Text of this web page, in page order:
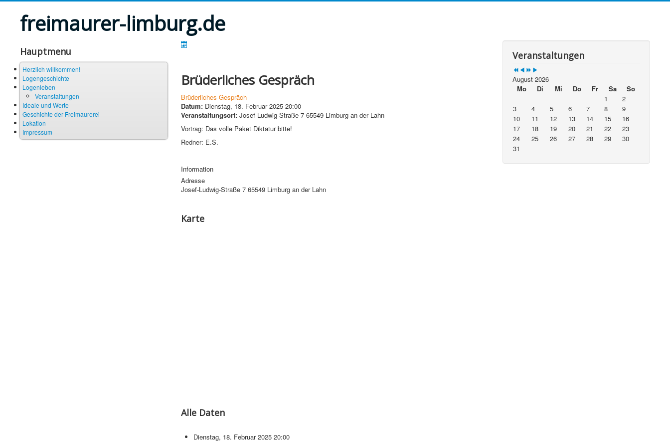
freimaurer-limburg.de
Hauptmenu
Herzlich willkommen!
Logengeschichte
Logenleben
Veranstaltungen
Ideale und Werte
Geschichte der Freimaurerei
Lokation
Impressum
Brüderliches Gespräch
Brüderliches Gespräch
Datum: Dienstag, 18. Februar 2025 20:00
Veranstaltungsort:Josef-Ludwig-Straße 7 65549 Limburg an der Lahn
Vortrag: Das volle Paket Diktatur bitte!
Redner: E.S.
Information
Adresse
Josef-Ludwig-Straße 7 65549 Limburg an der Lahn
Karte
Alle Daten
Dienstag, 18. Februar 2025 20:00
Veranstaltungen
August 2026
Mo
Di Mi Do Fr Sa
So
1
2
3
4 5 6 7 8
9
10
11 12 13 14 15
16
17
18 19 20 21 22
23
24
25 26 27 28 29
30
31